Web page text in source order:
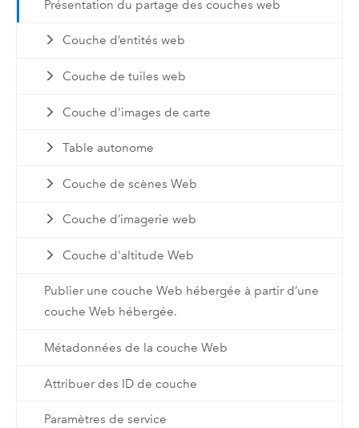
Présentation du partage des couches web
Couche d’entités web
Couche de tuiles web
Couche d'images de carte
Table autonome
Couche de scènes Web
Couche d’imagerie web
Couche d'altitude Web
Publier une couche Web hébergée à partir d’une
couche Web hébergée.
Métadonnées de la couche Web
Attribuer des ID de couche
Paramètres de service